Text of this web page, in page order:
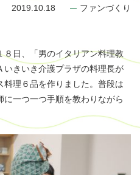
2019.10.18 ファンづくり
日、「男のイタリアン料理教
きいき介護プラザの料理長が
理６品を作りました。普段は
一つ一つ手順を教わりながら